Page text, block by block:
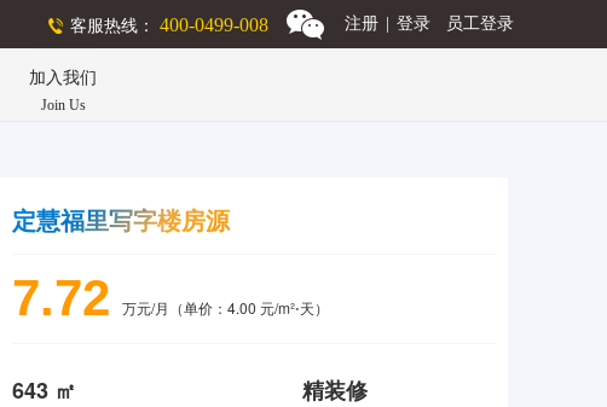
客服热线： 400-0499-008 注册 登录 员工登录
加入我们
Join Us
定慧福里写字楼房源
7.72 万元/月（单价：4.00 元/m²⋅天）
643 ㎡ 精装修